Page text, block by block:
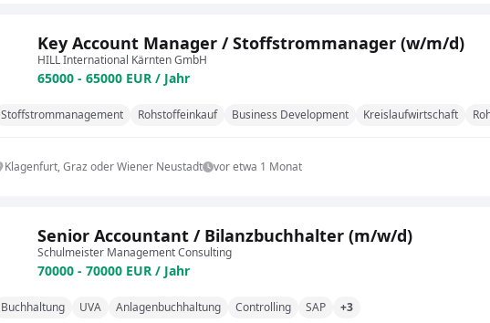
Key Account Manager / Stoffstrommanager (w/m/d)
HILL International Kärnten GmbH
65000 - 65000 EUR / Jahr
Stoffstrommanagement Rohstoffeinkauf Business Development Kreislaufwirtschaft
Klagenfurt, Graz oder Wiener Neustadt vor etwa 1 Monat
Senior Accountant / Bilanzbuchhalter (m/w/d)
Schulmeister Management Consulting
70000 - 70000 EUR / Jahr
Buchhaltung UVA Anlagenbuchhaltung Controlling SAP +3